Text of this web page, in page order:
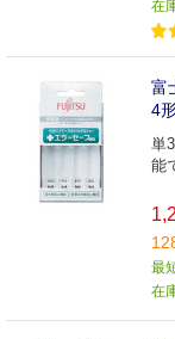
在
富
4
単
能
最
在